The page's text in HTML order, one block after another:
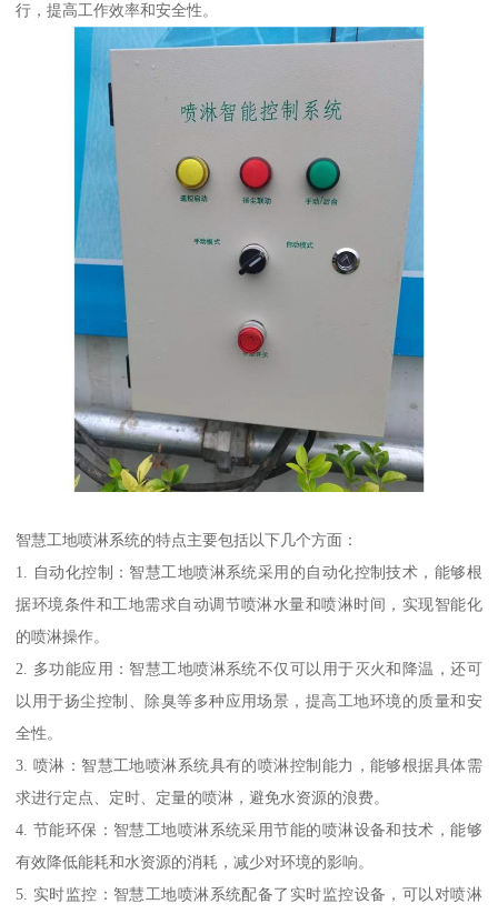
行，提高工作效率和安全性。
智慧工地喷淋系统的特点主要包括以下几个方面：
1. 自动化控制：智慧工地喷淋系统采用的自动化控制技术，能够根
据环境条件和工地需求自动调节喷淋水量和喷淋时间，实现智能化
的喷淋操作。
2. 多功能应用：智慧工地喷淋系统不仅可以用于灭火和降温，还可
以用于扬尘控制、除臭等多种应用场景，提高工地环境的质量和安
全性。
3. 喷淋：智慧工地喷淋系统具有的喷淋控制能力，能够根据具体需
求进行定点、定时、定量的喷淋，避免水资源的浪费。
4. 节能环保：智慧工地喷淋系统采用节能的喷淋设备和技术，能够
有效降低能耗和水资源的消耗，减少对环境的影响。
5. 实时监控：智慧工地喷淋系统配备了实时监控设备，可以对喷淋